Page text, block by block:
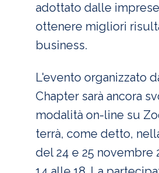
adottato dalle
ottenere migliori
business.
L'evento organizzato
Chapter sarà ancora
modalità on-line su
terrà, come detto,
del 24 e 25 novembre